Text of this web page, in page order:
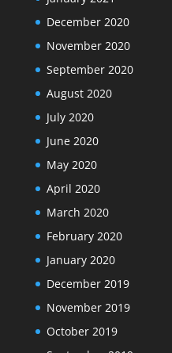
December 2020
November 2020
September 2020
August 2020
July 2020
June 2020
May 2020
April 2020
March 2020
February 2020
January 2020
December 2019
November 2019
October 2019